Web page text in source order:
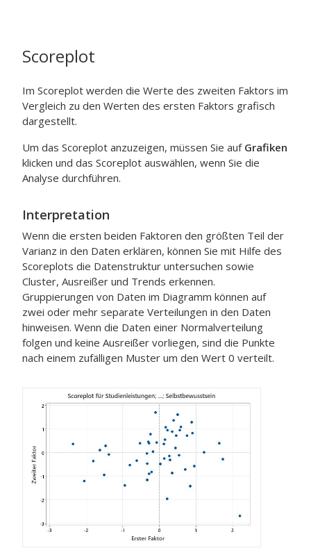
Scoreplot
Im Scoreplot werden die Werte des zweiten Faktors im
Vergleich zu den Werten des ersten Faktors grafisch
dargestellt.
Um das Scoreplot anzuzeigen, müssen Sie auf Grafiken
klicken und das Scoreplot auswählen, wenn Sie die
Analyse durchführen.
Interpretation
Wenn die ersten beiden Faktoren den größten Teil der
Varianz in den Daten erklären, können Sie mit Hilfe des
Scoreplots die Datenstruktur untersuchen sowie
Cluster, Ausreißer und Trends erkennen.
Gruppierungen von Daten im Diagramm können auf
zwei oder mehr separate Verteilungen in den Daten
hinweisen. Wenn die Daten einer Normalverteilung
folgen und keine Ausreißer vorliegen, sind die Punkte
nach einem zufälligen Muster um den Wert 0 verteilt.